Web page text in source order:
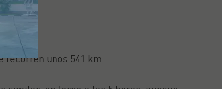
recorren unos 541 km